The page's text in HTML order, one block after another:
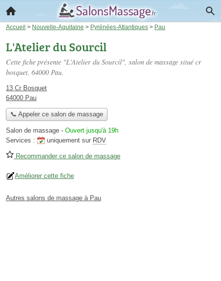
Accueil > Nouvelle-Aquitaine > Pyrénées-Atlantiques > Pau
L'Atelier du Sourcil
Cette fiche présente "L'Atelier du Sourcil", salon de massage situé cr
bosquet, 64000 Pau.
13 Cr Bosquet
64000 Pau
📞 Appeler ce salon de massage
Salon de massage - Ouvert jusqu'à 19h
Services :
uniquement sur RDV
Recommander ce salon de massage
Améliorer cette fiche
Autres salons de massage à Pau